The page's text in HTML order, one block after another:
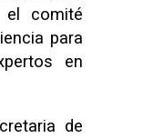
el comité
para
en
de